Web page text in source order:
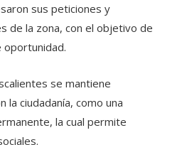
sus peticiones y
de la zona, con el objetivo de
oportunidad.
se mantiene
la ciudadanía, como una
la cual permite